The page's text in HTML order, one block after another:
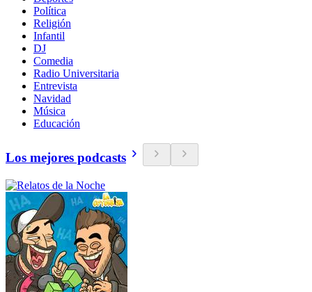
Política
Religión
Infantil
DJ
Comedia
Radio Universitaria
Entrevista
Navidad
Música
Educación
Los mejores podcasts